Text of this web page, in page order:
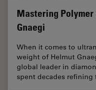
Mastering
Gnaegi
When it comes to
weight of Helmut
global leader in
spent decades